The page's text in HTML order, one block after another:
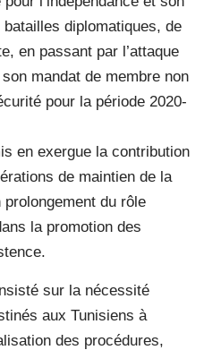
diplomatiques, de
en passant par l’attaque
mandat de membre non
pour la période 2020-
en exergue la contribution
de maintien de la
du rôle
la promotion des
sur la nécessité
aux Tunisiens à
des procédures,